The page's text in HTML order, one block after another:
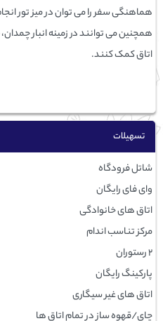
همچنین می توانند در زمینه انبار
اتاق کمک کنند.
تسهيلات
شاتل فرودگاه
وای فای رایگان
اتاق های خانوادگی
مرکز تناسب اندام
2 رستوران
پارکینگ رایگان
اتاق های غیر سیگاری
چای/قهوه ساز در تمام اتاق ها